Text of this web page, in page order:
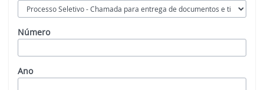
Número
Ano